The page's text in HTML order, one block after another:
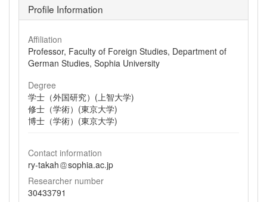
Profile Information
Affiliation
Professor, Faculty of Foreign Studies, Department of
German Studies, Sophia University
Degree
学士（外国研究）(上智大学)
修士（学術）(東京大学)
博士（学術）(東京大学)
Contact information
ry-takah
sophia.ac.jp
Researcher number
30433791